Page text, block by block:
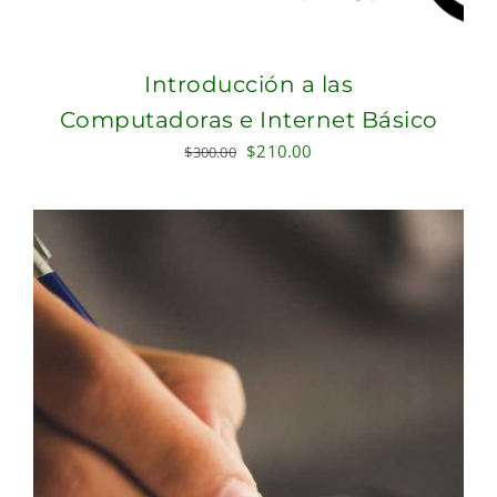
Introducción a las
Computadoras e Internet Básico
$300.00 Original
was:
$210.00
is: